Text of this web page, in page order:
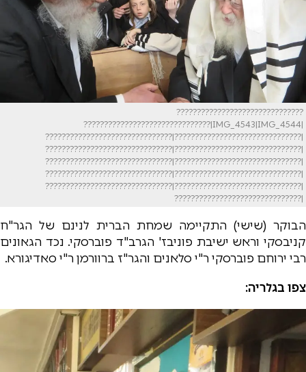
???????????????????????????????
|IMG_4543|IMG_4544|???????????????????????????????
|???????????????????????????????|???????????????????????????????
|???????????????????????????????|???????????????????????????????
|???????????????????????????????|???????????????????????????????
|???????????????????????????????|???????????????????????????????
|???????????????????????????????|???????????????????????????????
|???????????????????????????????
הבוקר (שישי) התקיימה שמחת הברית לנינם של הגר"ח
קניבסקי וראש ישיבת פוניבז' הגרב"ד פוברסקי. נכד הגאונים
רבי ירוחם פוברסקי ר"י סלאנים והגר"ז ברוורמן ר"י סאדיגורא.
צפו בגלריה: